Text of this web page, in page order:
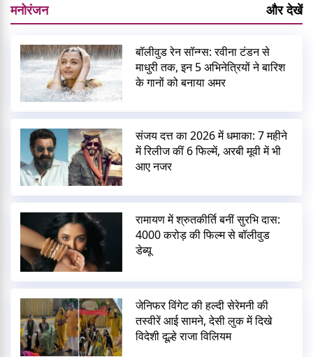
मनोरंजन और देखें
बॉलीवुड रेन सॉन्ग्स: रवीना टंडन से
माधुरी तक, इन 5 अभिनेत्रियों ने बारिश
के गानों को बनाया अमर
संजय दत्त का 2026 में धमाका: 7 महीने
में रिलीज कीं 6 फिल्में, अरबी मूवी में भी
आए नजर
रामायण में श्रुतकीर्ति बनीं सुरभि दास:
4000 करोड़ की फिल्म से बॉलीवुड
डेब्यू
जेनिफर विंगेट की हल्दी सेरेमनी की
तस्वीरें आई सामने, देसी लुक में दिखे
विदेशी दूल्हे राजा विलियम